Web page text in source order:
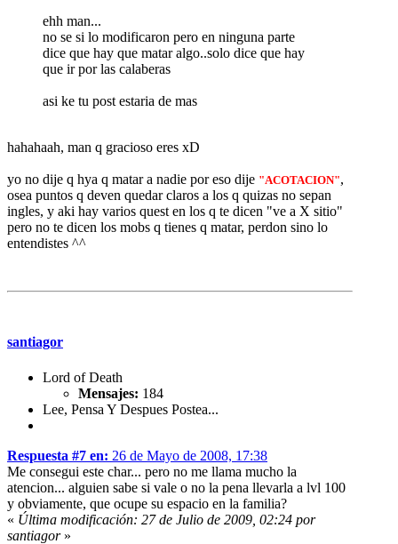
ehh man...
no se si lo modificaron pero en ninguna parte
dice que hay que matar algo..solo dice que hay
que ir por las calaberas
asi ke tu post estaria de mas
hahahaah, man q gracioso eres xD
yo no dije q hya q matar a nadie por eso dije "ACOTACION",
osea puntos q deven quedar claros a los q quizas no sepan
ingles, y aki hay varios quest en los q te dicen "ve a X sitio"
pero no te dicen los mobs q tienes q matar, perdon sino lo
entendistes ^^
santiagor
Lord of Death
Mensajes: 184
Lee, Pensa Y Despues Postea...
Respuesta #7 en: 26 de Mayo de 2008, 17:38
Me consegui este char... pero no me llama mucho la
atencion... alguien sabe si vale o no la pena llevarla a lvl 100
y obviamente, que ocupe su espacio en la familia?
« Última modificación: 27 de Julio de 2009, 02:24 por
santiagor»